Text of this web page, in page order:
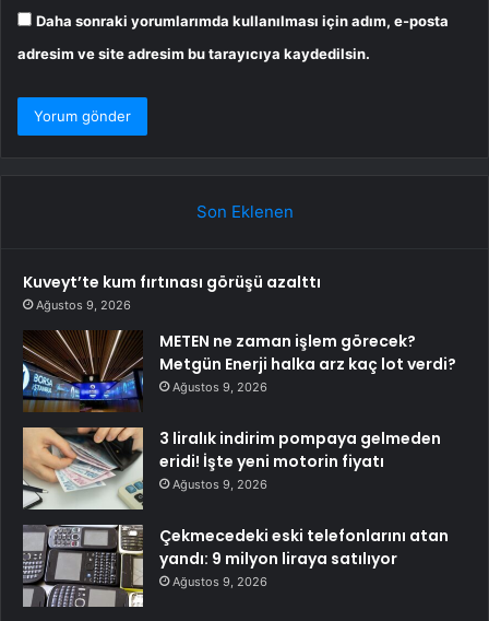
Daha sonraki yorumlarımda kullanılması için adım, e-posta
adresim ve site adresim bu tarayıcıya kaydedilsin.
Son Eklenen
Kuveyt’te kum fırtınası görüşü azalttı
Ağustos 9, 2026
METEN ne zaman işlem görecek?
Metgün Enerji halka arz kaç lot verdi?
Ağustos 9, 2026
3 liralık indirim pompaya gelmeden
eridi! İşte yeni motorin fiyatı
Ağustos 9, 2026
Çekmecedeki eski telefonlarını atan
yandı: 9 milyon liraya satılıyor
Ağustos 9, 2026